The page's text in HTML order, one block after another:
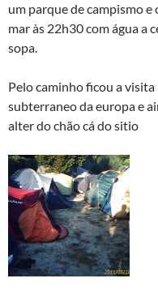
um parque de campismo
mar às 22h30 com água a
sopa.
Pelo caminho ficou a
subterraneo da europa e
alter do chão cá do sitio